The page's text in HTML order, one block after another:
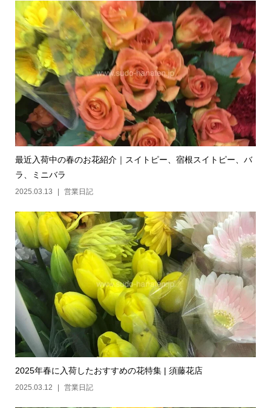
最近入荷中の春のお花紹介｜スイトピー、宿根スイトピー、バ
ラ、ミニバラ
2025.03.13 営業日記
2025年春に入荷したおすすめの花特集 | 須藤花店
2025.03.12 営業日記